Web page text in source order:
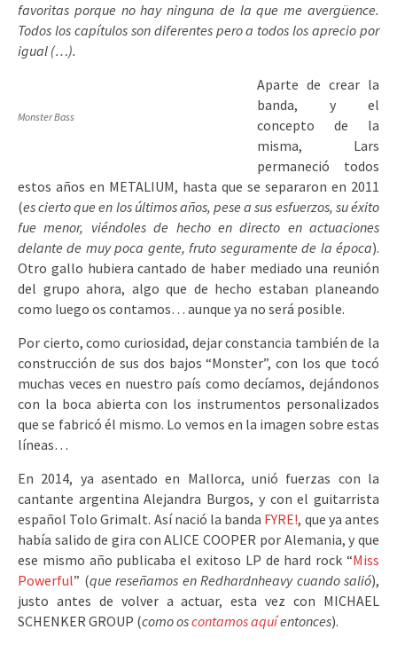
favoritas porque no hay ninguna de la que me avergüence.
Todos los capítulos son diferentes pero a todos los aprecio por
igual (…).
Monster Bass
Aparte de crear la
banda, y el
concepto de la
misma, Lars
permaneció todos
estos años en METALIUM, hasta que se separaron en 2011
(es cierto que en los últimos años, pese a sus esfuerzos, su éxito
fue menor, viéndoles de hecho en directo en actuaciones
delante de muy poca gente, fruto seguramente de la época).
Otro gallo hubiera cantado de haber mediado una reunión
del grupo ahora, algo que de hecho estaban planeando
como luego os contamos… aunque ya no será posible.
Por cierto, como curiosidad, dejar constancia también de la
construcción de sus dos bajos “Monster”, con los que tocó
muchas veces en nuestro país como decíamos, dejándonos
con la boca abierta con los instrumentos personalizados
que se fabricó él mismo. Lo vemos en la imagen sobre estas
líneas…
En 2014, ya asentado en Mallorca, unió fuerzas con la
cantante argentina Alejandra Burgos, y con el guitarrista
español Tolo Grimalt. Así nació la banda FYRE!, que ya antes
había salido de gira con ALICE COOPER por Alemania, y que
ese mismo año publicaba el exitoso LP de hard rock “Miss
Powerful” (que reseñamos en Redhardnheavy cuando salió),
justo antes de volver a actuar, esta vez con MICHAEL
SCHENKER GROUP (como oscontamos aquíentonces).